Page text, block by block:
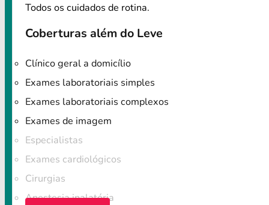
Todos os cuidados de rotina.
Coberturas além do Leve
Clínico geral a domicílio
Exames laboratoriais simples
Exames laboratoriais complexos
Exames de imagem
Especialistas
Exames cardiológicos
Cirurgias
Anestesia inalatória